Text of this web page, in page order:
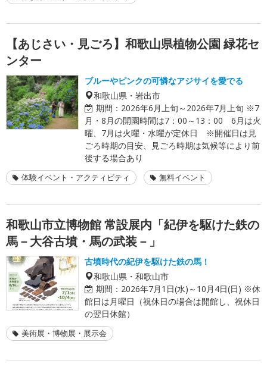
【あじさい・見ごろ】和歌山県植物公園 緑花セ
ンター
ブルーやピンクの可憐なアジサイを愛でる
和歌山県・岩出市
期間： 2026年6月上旬～2026年7月上旬 ※7
月・8月の開園時間は7：00～13：00 6月は火
曜、7月は火曜・水曜が定休日 ※開催日は見
ごろ時期の目安、見ごろ時期は気候等により前
後する場合あり
体験イベント・アクティビティ 無料イベント
和歌山市立博物館 常設展内「紀伊を駆けた鉄の
馬－大谷古墳・馬の武装－」
古墳時代の紀伊を駆けた鉄の馬！
和歌山県・和歌山市
期間： 2026年7月1日(水)～10月4日(日) ※休
館日は月曜日（祝休日の場合は開館し、祝休日
の翌日休館）
美術展・博物展・展示会